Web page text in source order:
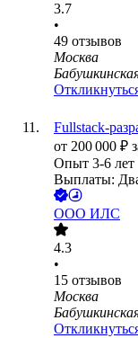
3.7
•
49 отзывов
Москва
Fullstack-
от 200 000 ₽
Опыт 3-6 лет
Выплаты:
ООО ИЛС
4.3
•
15 отзывов
Москва